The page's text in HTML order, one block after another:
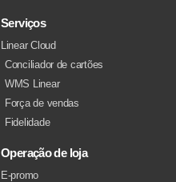
Serviços
Linear Cloud
Conciliador de cartões
WMS Linear
Força de vendas
Fidelidade
Operação de loja
E-promo